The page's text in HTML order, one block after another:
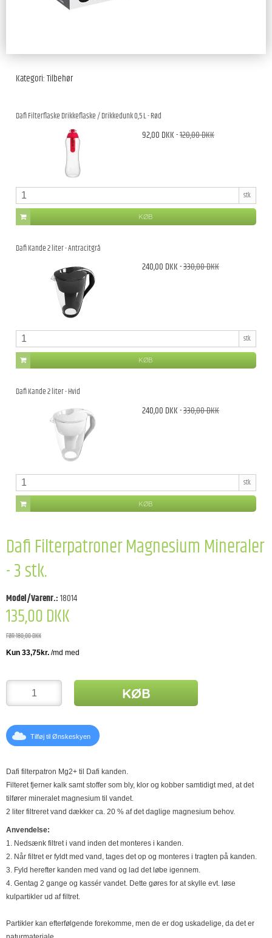
Kategori:Tilbehør
Dafi Filterflaske Drikkeflaske / Drikkedunk 0,5 L - Rød
92,00 DKK-120,00 DKK
stk.
KØB
Dafi Kande 2 liter - Antracitgrå
240,00 DKK-330,00 DKK
stk.
KØB
Dafi Kande 2 liter - Hvid
240,00 DKK-330,00 DKK
stk.
KØB
Dafi Filterpatroner Magnesium Mineraler
- 3 stk.
Model/Varenr.:18014
135,00 DKK
FØR 180,00 DKK
KØB
Tilføj til Ønskeskyen
Dafi filterpatron Mg2+ til Dafi kanden.
Filteret fjerner kalk samt stoffer som bly, klor og kobber samtidigt med, at det
tilfører mineralet magnesium til vandet.
2 liter filtreret vand dækker ca. 20 % af det daglige magnesium behov.
Anvendelse:
1. Nedsænk filtret i vand inden det monteres i kanden.
2. Når filtret er fyldt med vand, tages det op og monteres i tragten på kanden.
3. Fyld herefter kanden med vand og lad det løbe igennem.
4. Gentag 2 gange og kassér vandet. Dette gøres for at skylle evt. løse
kulpartikler ud af filtret.
Partikler kan efterfølgende forekomme, men de er dog uskadelige, da det er